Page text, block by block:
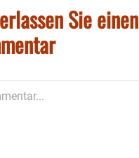
Sie einen